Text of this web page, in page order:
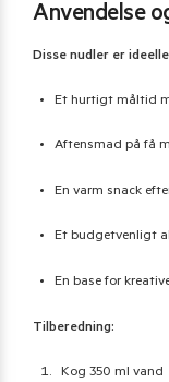
Anvendelse
Disse nudler er
Et hurtigt måltid
Aftensmad på få
En varm snack
Et budgetvenligt
En base for
Tilberedning:
Kog 350 ml vand